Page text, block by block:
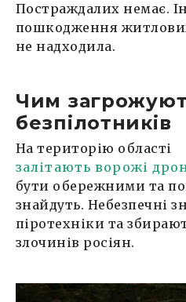
Постраждалих немає.
пошкодження
не надходила.
Чим
безпілотників
На територію області
залітають ворожі
бути обережними та
знайдуть. Небезпечні
піротехніки та
злочинів росіян.